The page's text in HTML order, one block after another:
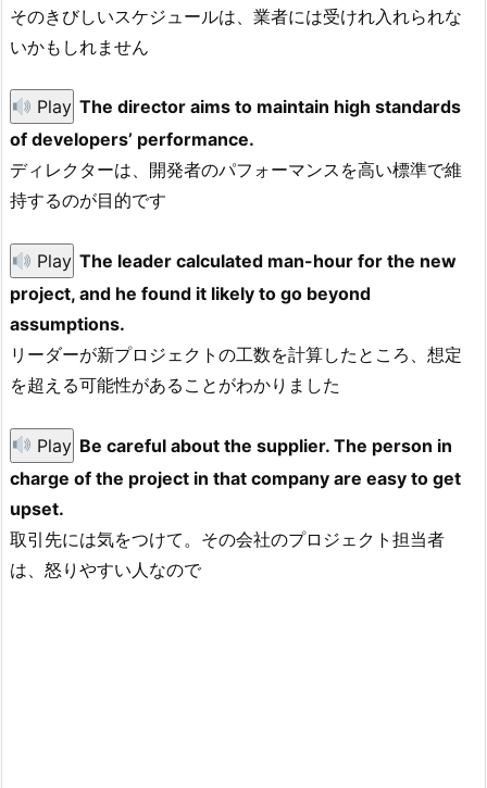
そのきびしいスケジュールは、業者には受けれ入れられな
いかもしれません
Play The director aims to maintain high standards
of developers’ performance.
ディレクターは、開発者のパフォーマンスを高い標準で維
持するのが目的です
Play The leader calculated man-hour for the new
project, and he found it likely to go beyond
assumptions.
リーダーが新プロジェクトの工数を計算したところ、想定
を超える可能性があることがわかりました
Play Be careful about the supplier. The person in
charge of the project in that company are easy to get
upset.
取引先には気をつけて。その会社のプロジェクト担当者
は、怒りやすい人なので